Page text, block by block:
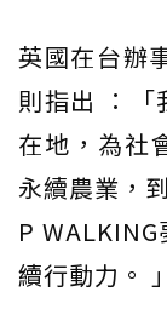
英國在台辦
則指出 ：
在地，為社
永續農業，
P
續行動力。 」